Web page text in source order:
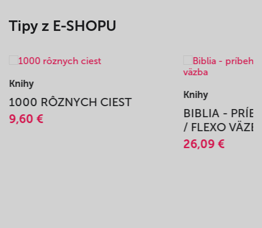
Tipy z E-SHOPU
Knihy
1000 RÔZNYCH CIEST
9,60 €
Knihy
BIBLIA -
/ FLEXO
26,09 €